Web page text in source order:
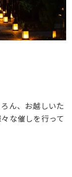
ん、お越しいた
な催しを行って